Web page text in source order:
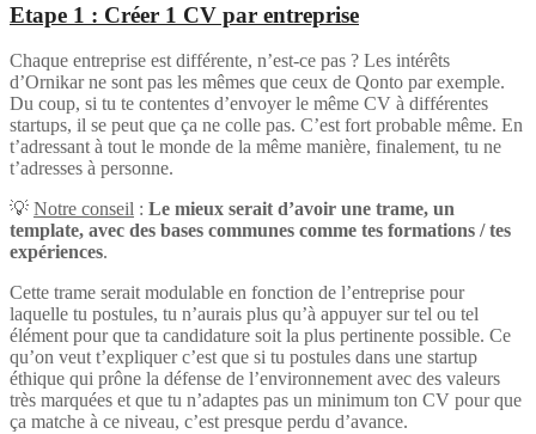
Etape 1 : Créer 1 CV par entreprise
Chaque entreprise est différente, n’est-ce pas ? Les intérêts
d’Ornikar ne sont pas les mêmes que ceux de Qonto par exemple.
Du coup, si tu te contentes d’envoyer le même CV à différentes
startups, il se peut que ça ne colle pas. C’est fort probable même. En
t’adressant à tout le monde de la même manière, finalement, tu ne
t’adresses à personne.
💡 Notre conseil : Le mieux serait d’avoir une trame, un
template, avec des bases communes comme tes formations / tes
expériences.
Cette trame serait modulable en fonction de l’entreprise pour
laquelle tu postules, tu n’aurais plus qu’à appuyer sur tel ou tel
élément pour que ta candidature soit la plus pertinente possible. Ce
qu’on veut t’expliquer c’est que si tu postules dans une startup
éthique qui prône la défense de l’environnement avec des valeurs
très marquées et que tu n’adaptes pas un minimum ton CV pour que
ça matche à ce niveau, c’est presque perdu d’avance.